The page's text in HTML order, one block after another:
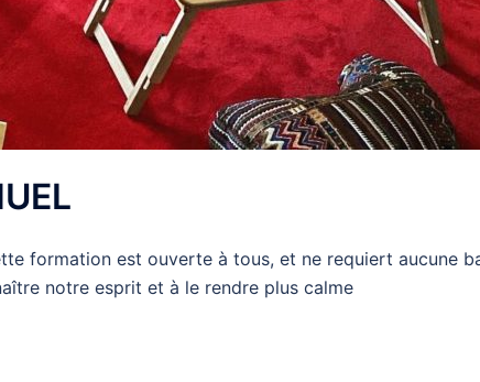
formation est ouverte à tous, et ne requiert aucune
notre esprit et à le rendre plus calme